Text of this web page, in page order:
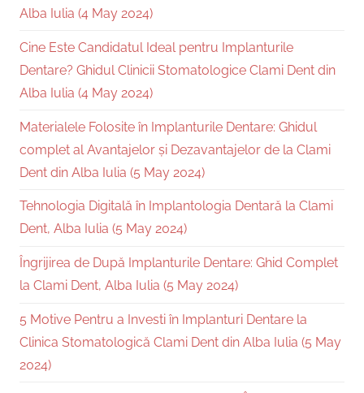
Alba Iulia (4 May 2024)
Cine Este Candidatul Ideal pentru Implanturile
Dentare? Ghidul Clinicii Stomatologice Clami Dent din
Alba Iulia (4 May 2024)
Materialele Folosite în Implanturile Dentare: Ghidul
complet al Avantajelor și Dezavantajelor de la Clami
Dent din Alba Iulia (5 May 2024)
Tehnologia Digitală în Implantologia Dentară la Clami
Dent, Alba Iulia (5 May 2024)
Îngrijirea de După Implanturile Dentare: Ghid Complet
la Clami Dent, Alba Iulia (5 May 2024)
5 Motive Pentru a Investi în Implanturi Dentare la
Clinica Stomatologică Clami Dent din Alba Iulia (5 May
2024)